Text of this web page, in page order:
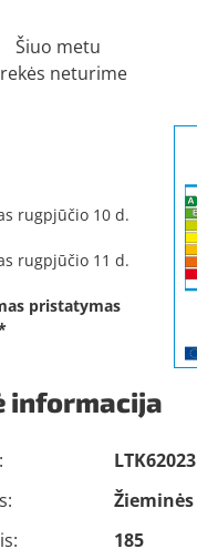
Šiuo metu
neturime
rugpjūčio 10 d.
rugpjūčio 11 d.
pristatymas
informacija
LTK62023
Žieminės
185